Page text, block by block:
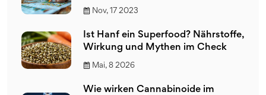
Nov, 17 2023
Ist Hanf ein Superfood? Nährstoffe,
Wirkung und Mythen im Check
Mai, 8 2026
Wie wirken Cannabinoide im